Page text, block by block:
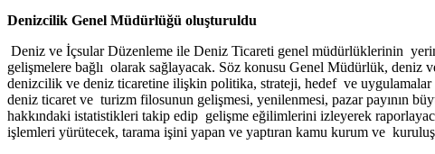
Denizcilik Genel Müdürlüğü oluşturuldu
Deniz ve İçsular Düzenleme ile Deniz Ticareti genel müdürlüklerinin
gelişmelere bağlı olarak sağlayacak. Söz konusu Genel Müdürlük, deniz
denizcilik ve deniz ticaretine ilişkin politika, strateji, hedef ve
deniz ticaret ve turizm filosunun gelişmesi, yenilenmesi, pazar payının
hakkındaki istatistikleri takip edip gelişme eğilimlerini izleyerek
işlemleri yürütecek, tarama işini yapan ve yaptıran kamu kurum ve